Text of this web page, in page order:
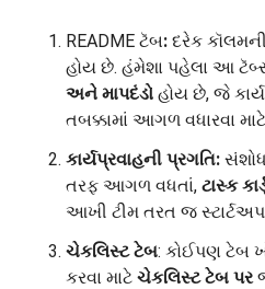
README ટૅબ: દરેક
હોય છે. હંમેશા પહેલા આ
અને માપદંડો હોય છે, જે
તબક્કામાં આગળ વધારવા
કાર્યપ્રવાહની પ્રગતિ:
તરફ આગળ વધતાં, ટાસ્ક
આખી ટીમ તરત જ
ચેકલિસ્ટ ટેબ: કોઈપણ ટેબ
કરવા માટે ચેકલિસ્ટ ટેબ પર